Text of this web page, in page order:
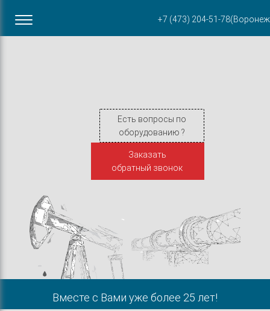
+7 (473) 204-51-78
ул. Пирогова, 87Б
Есть вопросы по
оборудованию ?
Заказать
обратный звонок
Вместе с Вами уже более 25 лет!